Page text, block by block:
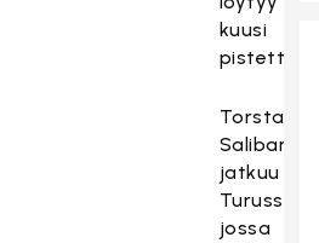
kuusi
pistettä.
Torstaina
jatkuu
Turussa,
jossa